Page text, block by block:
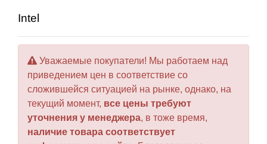
Intel
Уважаемые покупатели! Мы работаем над
приведением цен в соответствие со
сложившейся ситуацией на рынке, однако, на
текущий момент, все цены требуют
уточнения у менеджера, в тоже время,
наличие товара соответствует